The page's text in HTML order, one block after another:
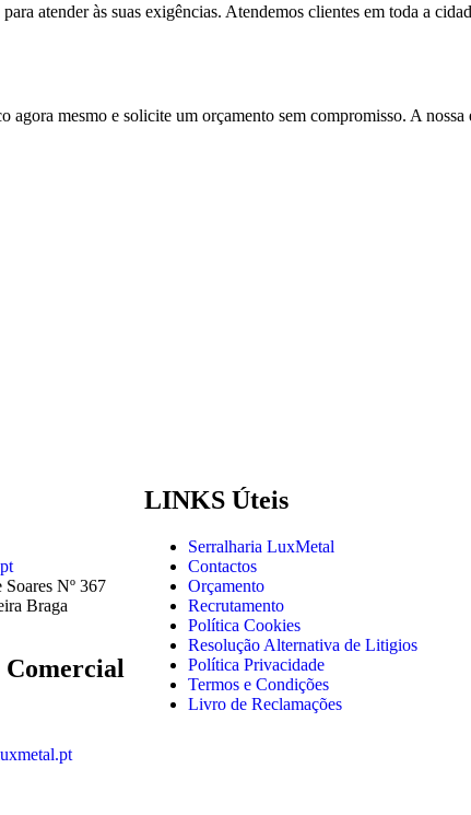
atender às suas exigências. Atendemos clientes em toda a
agora mesmo e solicite um orçamento sem compromisso. A
Nº 367
Braga
Comercial
LINKS Úteis
Serralharia LuxMetal
Contactos
Orçamento
Recrutamento
Política Cookies
Resolução Alternativa de Litigios
Política Privacidade
Termos e Condições
Livro de Reclamações